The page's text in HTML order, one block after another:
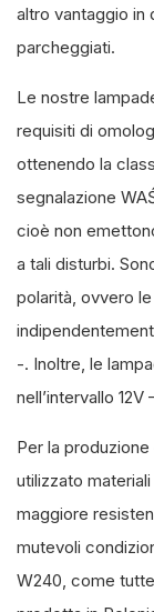
altro vantaggio in
parcheggiati.
Le nostre
requisiti di
ottenendo la
segnalazione
cioè non
a tali disturbi.
polarità, ovvero
-. Inoltre, le
nell’intervallo 12V
Per la
utilizzato
maggiore
mutevoli
W240, come